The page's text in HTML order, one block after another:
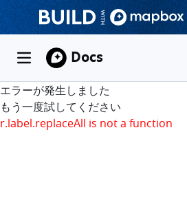
Docs
エラーが発生しました
もう一度試してください
r.label.replaceAll is not a function